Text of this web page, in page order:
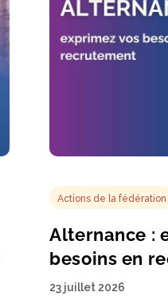
Actions de la fédération
Alternance :
besoins en
23 juillet 2026